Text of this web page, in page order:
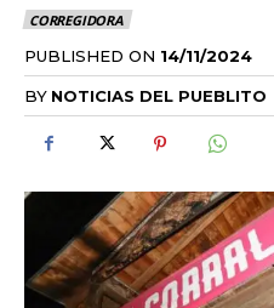
CORREGIDORA
PUBLISHED ON 14/11/2024
BY NOTICIAS DEL PUEBLITO